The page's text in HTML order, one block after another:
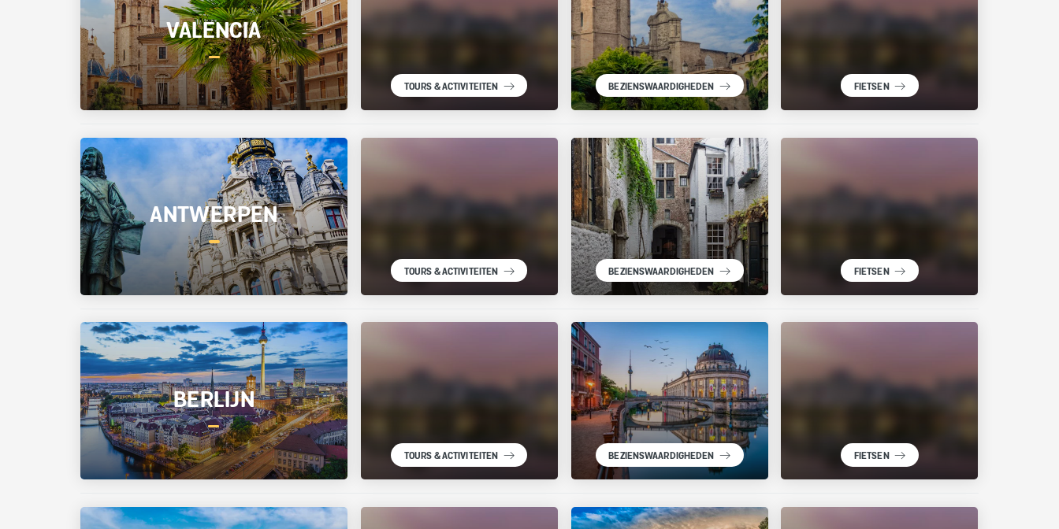
VALENCIA
TOURS & ACTIVITEITEN BEZIENSWAARDIGHEDEN FIETSEN
ANTWERPEN
TOURS & ACTIVITEITEN BEZIENSWAARDIGHEDEN FIETSEN
BERLIJN
TOURS & ACTIVITEITEN BEZIENSWAARDIGHEDEN FIETSEN